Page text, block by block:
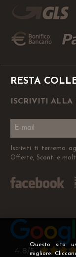
Questo sito
migliore.
RESTA
ISCRIVITI ALLA
Iscriviti ti terremo
Offerte, Sconti e